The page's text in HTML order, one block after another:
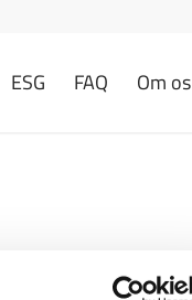
ESG FAQ Om os